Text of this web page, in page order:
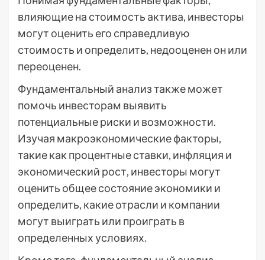
влияющие на стоимость актива, инвесторы
могут оценить его справедливую
стоимость и определить, недооценен он или
переоценен.
Фундаментальный анализ также может
помочь инвесторам выявить
потенциальные риски и возможности.
Изучая макроэкономические факторы,
такие как процентные ставки, инфляция и
экономический рост, инвесторы могут
оценить общее состояние экономики и
определить, какие отрасли и компании
могут выиграть или проиграть в
определенных условиях.